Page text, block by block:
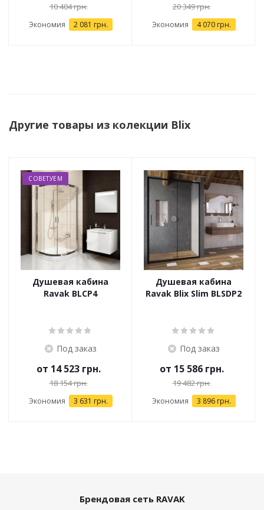
10 404 грн.
Экономия 2 081 грн.
20 349 грн.
Экономия 4 070 грн.
Другие товары из колекции Blix
СОВЕТУЕМ
Душевая кабина
Ravak BLCP4
Под заказ
от 14 523 грн.
18 154 грн.
Экономия 3 631 грн.
Душевая кабина
Ravak Blix Slim BLSDP2
Под заказ
от 15 586 грн.
19 482 грн.
Экономия 3 896 грн.
Брендовая сеть RAVAK